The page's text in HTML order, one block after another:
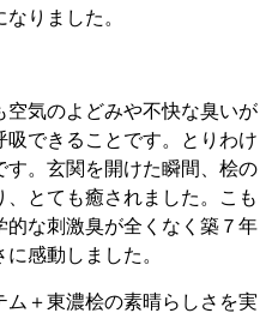
りました。
気のよどみや不快な臭いが
できることです。とりわけ
。玄関を開けた瞬間、桧の
、とても癒されました。こも
的な刺激臭が全くなく築７年
感動しました。
＋東濃桧の素晴らしさを実